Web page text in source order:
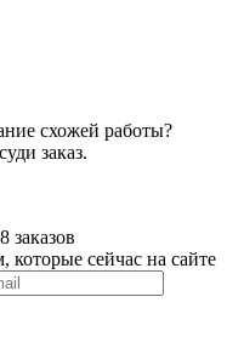
схожей работы?
заказ.
заказов
сейчас на сайте